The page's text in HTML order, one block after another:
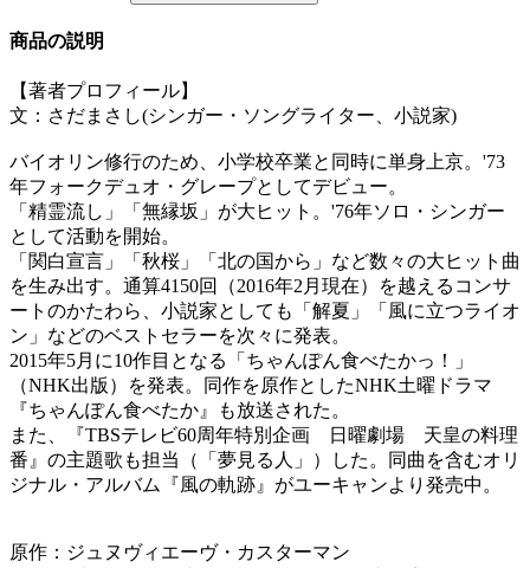
商品の説明
【著者プロフィール】
文：さだまさし(シンガー・ソングライター、小説家)
バイオリン修行のため、小学校卒業と同時に単身上京。'73
年フォークデュオ・グレープとしてデビュー。
「精霊流し」「無縁坂」が大ヒット。'76年ソロ・シンガー
として活動を開始。
「関白宣言」「秋桜」「北の国から」など数々の大ヒット曲
を生み出す。通算4150回（2016年2月現在）を越えるコンサ
ートのかたわら、小説家としても「解夏」「風に立つライオ
ン」などのベストセラーを次々に発表。
2015年5月に10作目となる「ちゃんぽん食べたかっ！」
（NHK出版）を発表。同作を原作としたNHK土曜ドラマ
『ちゃんぽん食べたか』も放送された。
また、『TBSテレビ60周年特別企画 日曜劇場 天皇の料理
番』の主題歌も担当（「夢見る人」）した。同曲を含むオリ
ジナル・アルバム『風の軌跡』がユーキャンより発売中。
原作：ジュヌヴィエーヴ・カスターマン